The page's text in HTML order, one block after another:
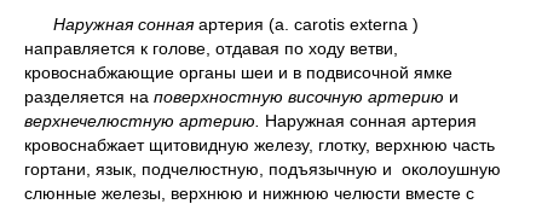
Наружная соннаяартерия (а. carotis externa )
направляется к голове, отдавая по ходу ветви,
кровоснабжающие органы шеи и в подвисочной ямке
разделяется на поверхностную височную артерию и
верхнечелюстную артерию. Наружная сонная артерия
кровоснабжает щитовидную железу, глотку, верхнюю часть
гортани, язык, подчелюстную, подъязычную и околоушную
слюнные железы, верхнюю и нижнюю челюсти вместе с